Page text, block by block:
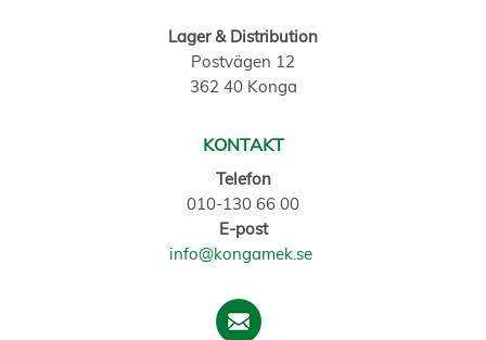
Lager & Distribution
Postvägen 12
362 40 Konga
KONTAKT
Telefon
010-130 66 00
E-post
info@kongamek.se